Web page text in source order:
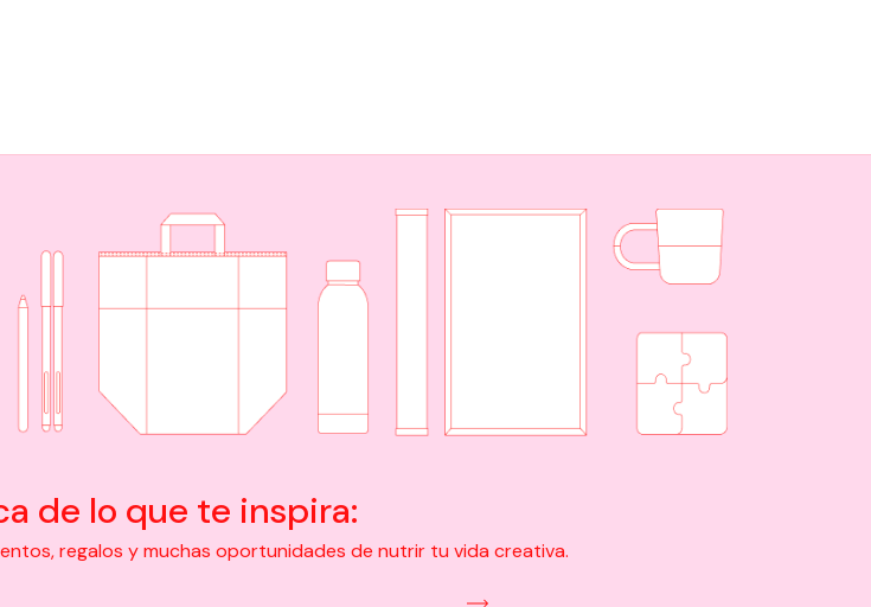
de lo que te inspira:
regalos y muchas oportunidades de nutrir tu vida creativa.